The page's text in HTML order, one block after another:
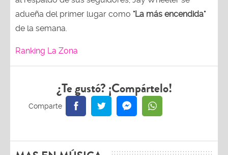
adueña del primer lugar como "La más encendida"
de la semana.
Ranking La Zona
¿Te gustó? ¡Compártelo!